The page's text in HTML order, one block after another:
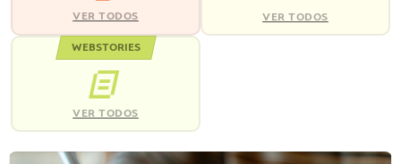
VER TODOS VER TODOS
WEBSTORIES
VER TODOS